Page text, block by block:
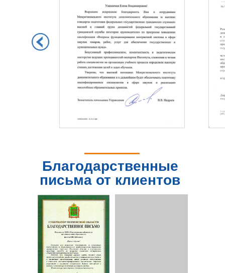
Благодарственные
письма от клиентов